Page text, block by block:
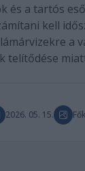
és a tartós
kell
a
telítődése
2026. 05. 15.